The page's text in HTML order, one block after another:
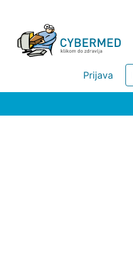
Prijava